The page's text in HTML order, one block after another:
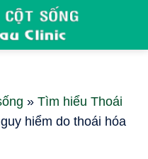
» Tìm hiểu Thoái
hiểm do thoái hóa